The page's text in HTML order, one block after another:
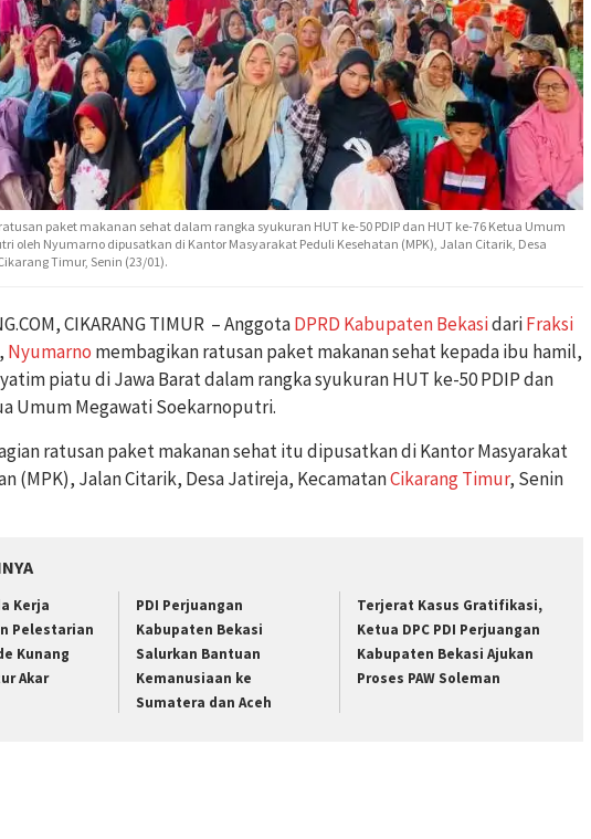
paket makanan sehat dalam rangka syukuran HUT ke-50 PDIP dan HUT ke-76 Ketua Umum
oleh Nyumarno dipusatkan di Kantor Masyarakat Peduli Kesehatan (MPK), Jalan Citarik, Desa
Timur, Senin (23/01).
CIKARANG TIMUR – AnggotaDPRD Kabupaten BekasidariFraksi
, Nyumarno membagikan ratusan paket makanan sehat kepada ibu hamil,
piatu di Jawa Barat dalam rangka syukuran HUT ke-50 PDIP dan
Umum Megawati Soekarnoputri.
ratusan paket makanan sehat itu dipusatkan di Kantor Masyarakat
(MPK), Jalan Citarik, Desa Jatireja, KecamatanCikarang Timur, Senin
Kerja
Pelestarian
Kunang
Akar
PDI Perjuangan
Kabupaten Bekasi
Salurkan Bantuan
Kemanusiaan ke
Sumatera dan Aceh
Terjerat Kasus Gratifikasi,
Ketua DPC PDI Perjuangan
Kabupaten Bekasi Ajukan
Proses PAW Soleman